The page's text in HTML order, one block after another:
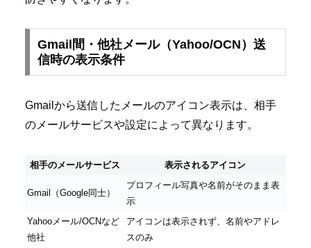
Gmail間・他社メール（Yahoo/OCN）送
信時の表示条件
Gmailから送信したメールのアイコン表示は、相手
のメールサービスや設定によって異なります。
相手のメールサービス 表示されるアイコン
Gmail（Google同士）
プロフィール写真や名前がそのまま表
示
Yahooメール/OCNなど
他社
アイコンは表示されず、名前やアドレ
スのみ